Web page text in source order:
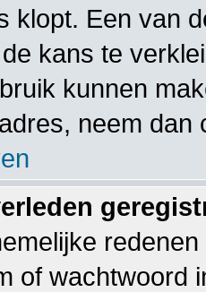
klopt. Een van
kans te
kunnen
neem dan
of wachtwoord